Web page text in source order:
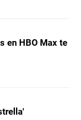
en HBO Max te